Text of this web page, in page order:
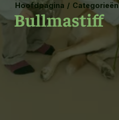
Hoofdpagina / Categorieën
Bullmastiff